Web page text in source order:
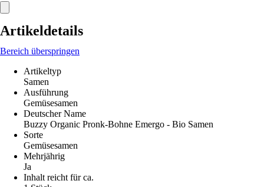
Artikeldetails
Bereich überspringen
Artikeltyp
Samen
Ausführung
Gemüsesamen
Deutscher Name
Buzzy Organic Pronk-Bohne Emergo - Bio Samen
Sorte
Gemüsesamen
Mehrjährig
Ja
Inhalt reicht für ca.